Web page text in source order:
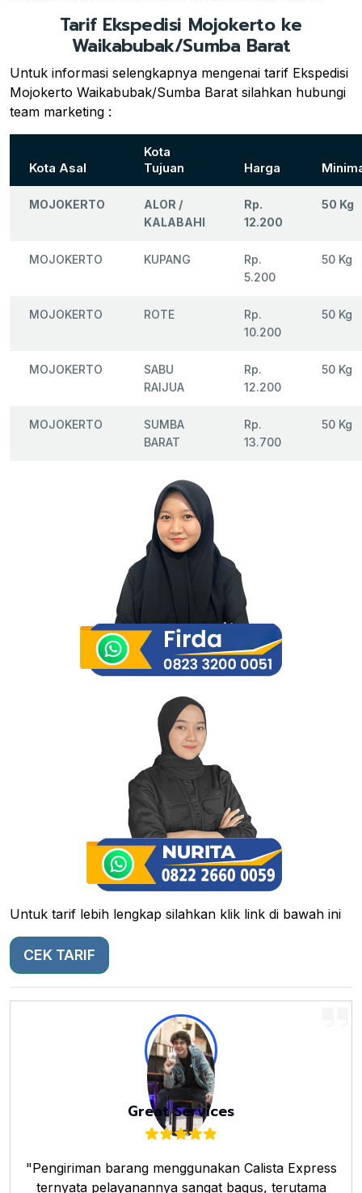
Tarif Ekspedisi Mojokerto ke
Waikabubak/Sumba Barat
Untuk informasi selengkapnya mengenai tarif Ekspedisi
Mojokerto Waikabubak/Sumba Barat silahkan hubungi
team marketing :
Kota Asal
Kota
Tujuan
Harga
MOJOKERTO
ALOR /
KALABAHI
Rp.
12.200
50 Kg
MOJOKERTO KUPANG
Rp.
5.200
50 Kg
MOJOKERTO ROTE
Rp.
10.200
50 Kg
MOJOKERTO
SABU
RAIJUA
Rp.
12.200
50 Kg
MOJOKERTO
SUMBA
BARAT
Rp.
13.700
50 Kg
Untuk tarif lebih lengkap silahkan klik link di bawah ini
CEK TARIF
Great Services
"Pengiriman barang menggunakan Calista Express
ternyata pelayanannya sangat bagus, terutama